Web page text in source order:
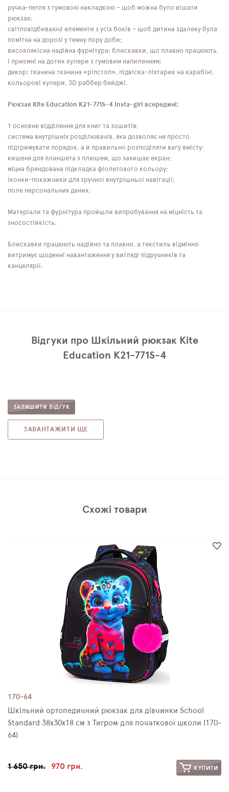
ручка-петля з гумовою накладкою – щоб можна було вішати
рюкзак;
світловідбиваючі елементи з усіх боків – щоб дитина здалеку була
помітна на дорозі у темну пору доби;
високоякісна надійна фурнітура: блискавки, що плавно працюють,
і приємні на дотик кулери з гумовим напиленням;
декор: тканина тканина «ріпстоп», підвіска-ліхтарик на карабіні,
кольорові кулери, 3D раббер бейджі.
Рюкзак Kite Education K21-771S-4 Insta-girl всередині:
1 основне відділення для книг та зошитів;
система внутрішніх розділювачів, яка дозволяє не просто
підтримувати порядок, а й правильно розподіляти вагу вмісту;
кишеня для планшета з плюшем, що захищає екран;
міцна брендована підкладка фіолетового кольору;
іконки-покажчики для зручної внутрішньої навігації;
поле персональних даних.
Матеріали та фурнітура пройшли випробування на міцність та
зносостійкість.
Блискавки працюють надійно та плавно, а текстиль відмінно
витримує щоденні навантаження у вигляді підручників та
канцелярії.
Відгуки про Шкільний рюкзак Kite
Education K21-771S-4
ЗАЛИШИТИ ВІДГУК
ЗАВАНТАЖИТИ ЩЕ
Схожі товари
170-64
Шкільний ортопедичний рюкзак для дівчинки School
Standard 38х30х18 см з Тигром для початкової школи (170-
64)
1 650 грн. 970 грн. КУПИТИ